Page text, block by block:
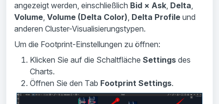
angezeigt werden, einschließlich Bid × Ask, Delta,
Volume, Volume (Delta Color), Delta Profile und
anderen Cluster-Visualisierungstypen.
Um die Footprint-Einstellungen zu öffnen:
Klicken Sie auf die Schaltfläche Settings des
Charts.
Öffnen Sie den Tab Footprint Settings.